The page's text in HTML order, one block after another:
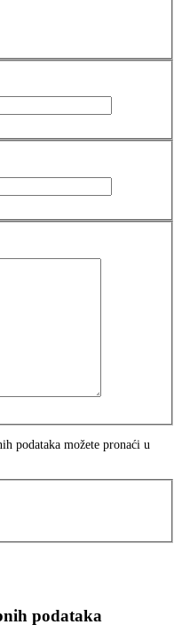
podataka možete pronaći u
podataka